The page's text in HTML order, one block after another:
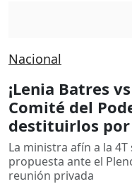
Nacional
¡Lenia Batres
Comité del
destituirlos por
La ministra afín a la
propuesta ante el
reunión privada